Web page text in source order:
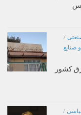
/
صنایع
کشور
/